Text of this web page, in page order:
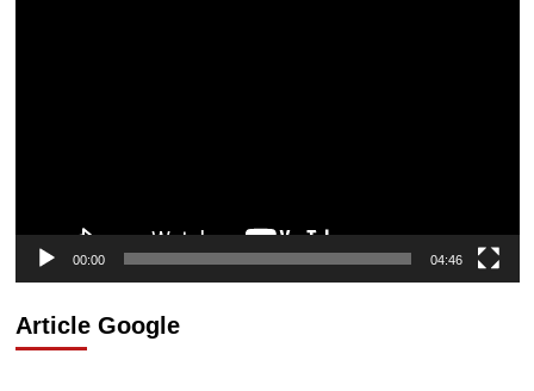
00:00 04:46
Article Google